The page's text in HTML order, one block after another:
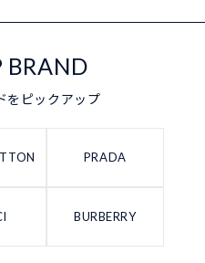
BRAND
をピックアップ
PRADA
BURBERRY